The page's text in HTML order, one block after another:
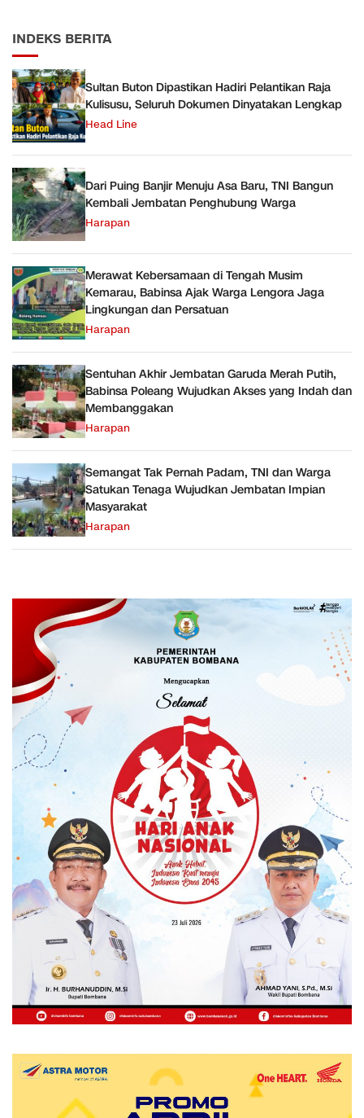
INDEKS BERITA
Sultan Buton Dipastikan Hadiri Pelantikan Raja
Kulisusu, Seluruh Dokumen Dinyatakan Lengkap
Head Line
Dari Puing Banjir Menuju Asa Baru, TNI Bangun
Kembali Jembatan Penghubung Warga
Harapan
Merawat Kebersamaan di Tengah Musim
Kemarau, Babinsa Ajak Warga Lengora Jaga
Lingkungan dan Persatuan
Harapan
Sentuhan Akhir Jembatan Garuda Merah Putih,
Babinsa Poleang Wujudkan Akses yang Indah dan
Membanggakan
Harapan
Semangat Tak Pernah Padam, TNI dan Warga
Satukan Tenaga Wujudkan Jembatan Impian
Masyarakat
Harapan